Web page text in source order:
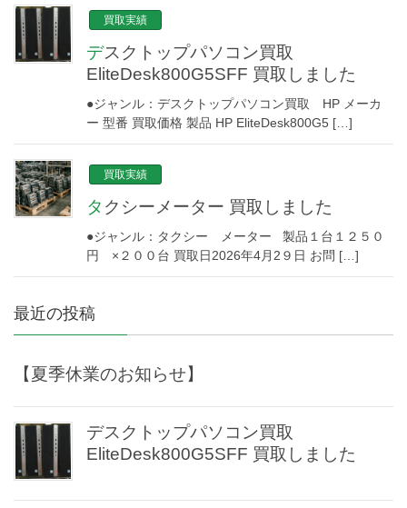
買取実績
デスクトップパソコン買取
EliteDesk800G5SFF 買取しました
●ジャンル：デスクトップパソコン買取 HP メーカ
ー 型番 買取価格 製品 HP EliteDesk800G5 […]
買取実績
タクシーメーター 買取しました
●ジャンル：タクシー メーター 製品１台１２５０
円 ×２００台 買取日2026年4月2９日 お問 […]
最近の投稿
【夏季休業のお知らせ】
デスクトップパソコン買取
EliteDesk800G5SFF 買取しました